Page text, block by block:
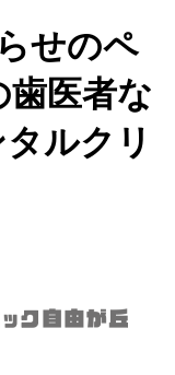
せのペ
歯医者な
ルクリ